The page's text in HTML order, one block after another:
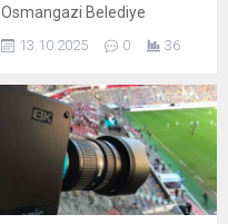
Osmangazi Belediye
nesilleri Bursaspor’lu
kapsamında Osmangazi
İlçesi’nin farklı
mahallelerinden 100 çocuğu
Bursaspor, Menemenspor
maçına götürerek maçı
onlarla birlikte tribünden
13.10.2025 0 36